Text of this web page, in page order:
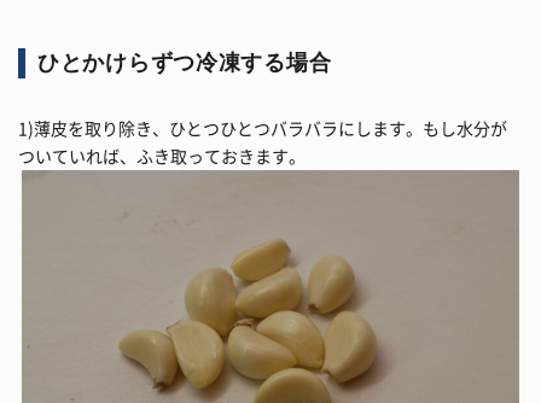
ひとかけらずつ冷凍する場合
1)薄皮を取り除き、ひとつひとつバラバラにします。もし水分が
ついていれば、ふき取っておきます。